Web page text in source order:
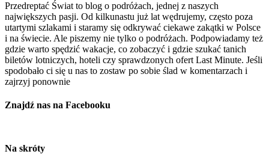
Przedreptać Świat to blog o podróżach, jednej z naszych
największych pasji. Od kilkunastu już lat wędrujemy, często poza
utartymi szlakami i staramy się odkrywać ciekawe zakątki w Polsce
i na świecie. Ale piszemy nie tylko o podróżach. Podpowiadamy też
gdzie warto spędzić wakacje, co zobaczyć i gdzie szukać tanich
biletów lotniczych, hoteli czy sprawdzonych ofert Last Minute. Jeśli
spodobało ci się u nas to zostaw po sobie ślad w komentarzach i
zajrzyj ponownie
Znajdź nas na Facebooku
Na skróty